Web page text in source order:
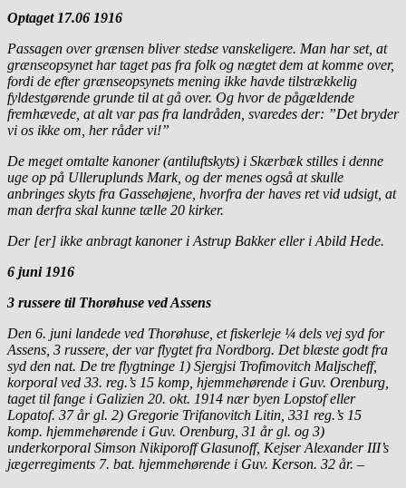
Optaget 17.06 1916
Passagen over grænsen bliver stedse vanskeligere. Man har set, at
grænseopsynet har taget pas fra folk og nægtet dem at komme over,
fordi de efter grænseopsynets mening ikke havde tilstrækkelig
fyldestgørende grunde til at gå over. Og hvor de pågældende
fremhævede, at alt var pas fra landråden, svaredes der: ”Det bryder
vi os ikke om, her råder vi!”
De meget omtalte kanoner (antiluftskyts) i Skærbæk stilles i denne
uge op på Ulleruplunds Mark, og der menes også at skulle
anbringes skyts fra Gassehøjene, hvorfra der haves ret vid udsigt, at
man derfra skal kunne tælle 20 kirker.
Der [er] ikke anbragt kanoner i Astrup Bakker eller i Abild Hede.
6 juni 1916
3 russere til Thorøhuse ved Assens
Den 6. juni landede ved Thorøhuse, et fiskerleje ¼ dels vej syd for
Assens, 3 russere, der var flygtet fra Nordborg. Det blæste godt fra
syd den nat. De tre flygtninge 1) Sjergjsi Trofimovitch Maljscheff,
korporal ved 33. reg.’s 15 komp, hjemmehørende i Guv. Orenburg,
taget til fange i Galizien 20. okt. 1914 nær byen Lopstof eller
Lopatof. 37 år gl. 2) Gregorie Trifanovitch Litin, 331 reg.’s 15
komp. hjemmehørende i Guv. Orenburg, 31 år gl. og 3)
underkorporal Simson Nikiporoff Glasunoff, Kejser Alexander III’s
jægerregiments 7. bat. hjemmehørende i Guv. Kerson. 32 år. –